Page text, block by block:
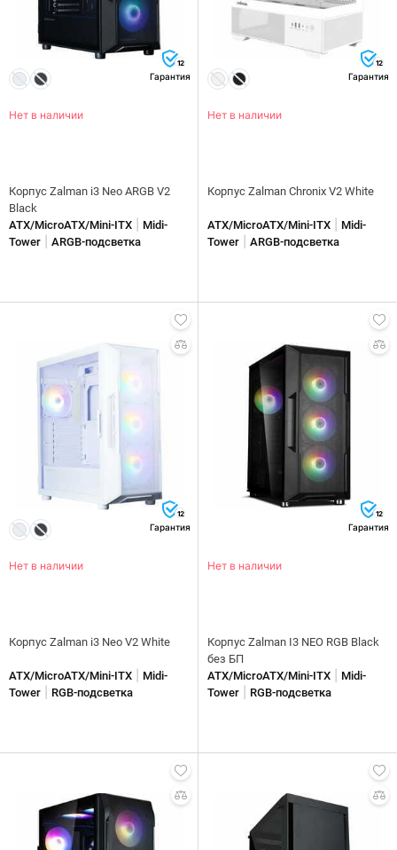
12
Гарантия
Нет в наличии
Корпус Zalman i3 Neo ARGB V2
Black
ATX/MicroATX/Mini-ITX
Midi-
Tower
ARGB-подсветка
12
Гарантия
Нет в наличии
Корпус Zalman Chronix V2 White
ATX/MicroATX/Mini-ITX
Midi-
Tower
ARGB-подсветка
12
Гарантия
Нет в наличии
Корпус Zalman i3 Neo V2 White
ATX/MicroATX/Mini-ITX
Midi-
Tower
RGB-подсветка
12
Гарантия
Нет в наличии
Корпус Zalman I3 NEO RGB Black
без БП
ATX/MicroATX/Mini-ITX
Midi-
Tower
RGB-подсветка